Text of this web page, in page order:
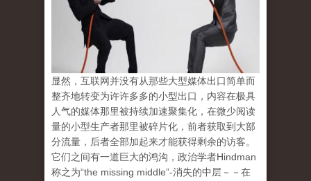
显然，互联网并没有从那些大型媒体出口简单而
整齐地转变为许许多多的小型出口，内容在极具
人气的媒体那里被持续加速聚集化，在微少阅读
量的小型生产者那里被碎片化，前者获取到大部
分流量，后者全部加起来才能获得剩余的访客。
它们之间有一道巨大的鸿沟，政治学者Hindman
称之为“the missing middle”-消失的中层－－在